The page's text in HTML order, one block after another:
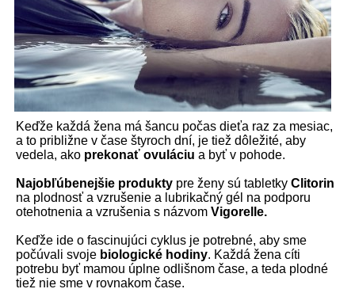
Keďže každá žena má šancu počas dieťa raz za mesiac,
a to približne v čase štyroch dní, je tiež dôležité, aby
vedela, ako prekonať ovuláciu a byť v pohode.
Najobľúbenejšie produkty pre ženy sú tabletky Clitorin
na plodnosť a vzrušenie a lubrikačný gél na podporu
otehotnenia a vzrušenia s názvom Vigorelle.
Keďže ide o fascinujúci cyklus je potrebné, aby sme
počúvali svoje biologické hodiny. Každá žena cíti
potrebu byť mamou úplne odlišnom čase, a teda plodné
tiež nie sme v rovnakom čase.